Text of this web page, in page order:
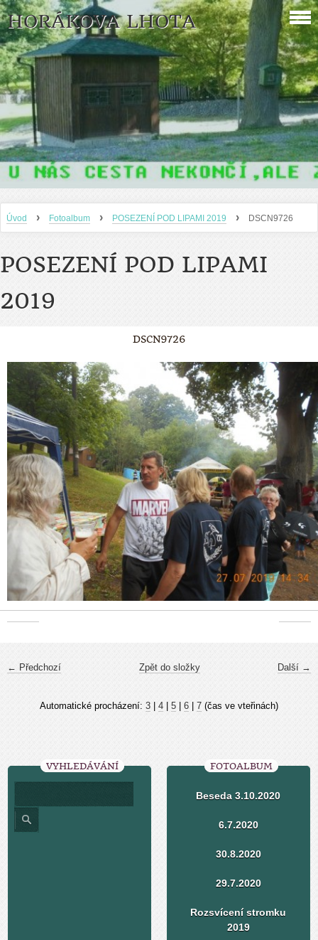
HORÁKOVA LHOTA
Úvod › Fotoalbum › POSEZENÍ POD LIPAMI 2019 › DSCN9726
POSEZENÍ POD LIPAMI
2019
DSCN9726
← Předchozí Další →
Zpět do složky
Automatické procházení: 3 4 5 6 7 (čas ve vteřinách)
VYHLEDÁVÁNÍ FOTOALBUM
Beseda 3.10.2020
6.7.2020
30.8.2020
29.7.2020
Rozsvícení stromku
2019